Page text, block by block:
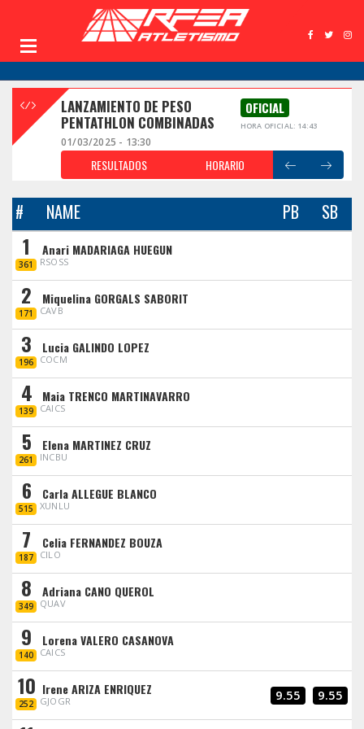
LANZAMIENTO DE PESO
PENTATHLON COMBINADAS
OFICIAL
HORA OFICIAL: 14:43
01/03/2025 - 13:30
RESULTADOS HORARIO
# NAME PB SB
1
361
Anari MADARIAGA HUEGUN
RSOSS
2
171
Miquelina GORGALS SABORIT
CAVB
3
196
Lucia GALINDO LOPEZ
COCM
4
139
Maia TRENCO MARTINAVARRO
CAICS
5
261
Elena MARTINEZ CRUZ
INCBU
6
515
Carla ALLEGUE BLANCO
XUNLU
7
187
Celia FERNANDEZ BOUZA
CILO
8
349
Adriana CANO QUEROL
QUAV
9
140
Lorena VALERO CASANOVA
CAICS
10
252
Irene ARIZA ENRIQUEZ
GJOGR 9.55 9.55